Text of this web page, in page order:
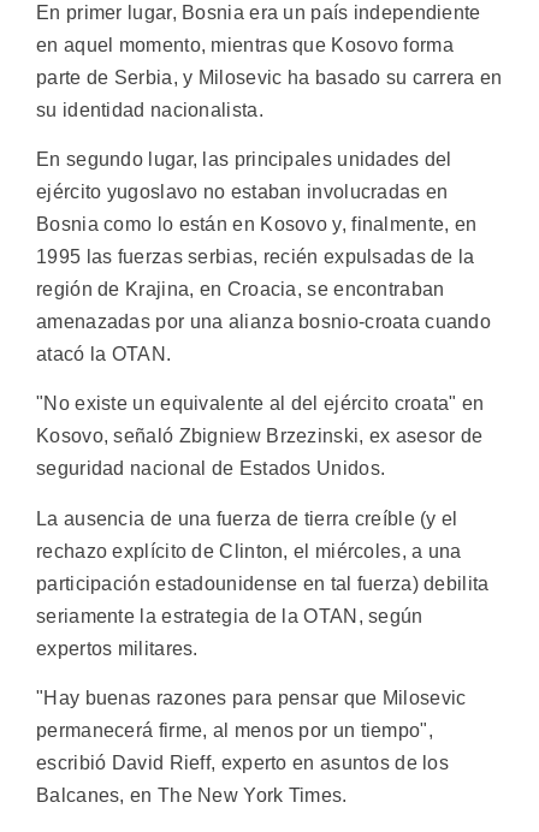
En primer lugar, Bosnia era un país independiente
en aquel momento, mientras que Kosovo forma
parte de Serbia, y Milosevic ha basado su carrera en
su identidad nacionalista.
En segundo lugar, las principales unidades del
ejército yugoslavo no estaban involucradas en
Bosnia como lo están en Kosovo y, finalmente, en
1995 las fuerzas serbias, recién expulsadas de la
región de Krajina, en Croacia, se encontraban
amenazadas por una alianza bosnio-croata cuando
atacó la OTAN.
"No existe un equivalente al del ejército croata" en
Kosovo, señaló Zbigniew Brzezinski, ex asesor de
seguridad nacional de Estados Unidos.
La ausencia de una fuerza de tierra creíble (y el
rechazo explícito de Clinton, el miércoles, a una
participación estadounidense en tal fuerza) debilita
seriamente la estrategia de la OTAN, según
expertos militares.
"Hay buenas razones para pensar que Milosevic
permanecerá firme, al menos por un tiempo",
escribió David Rieff, experto en asuntos de los
Balcanes, en The New York Times.